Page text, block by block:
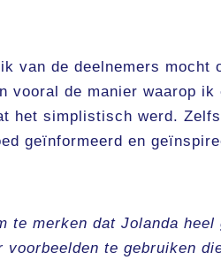
van de deelnemers mocht
vooral de manier waarop
het simplistisch werd.
geïnformeerd en
te merken dat Jolanda
te gebruiken